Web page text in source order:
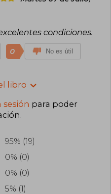
condiciones.
0 No es útil
libro
sesión para poder
.
95% (19)
0% (0)
0% (0)
5% (1)